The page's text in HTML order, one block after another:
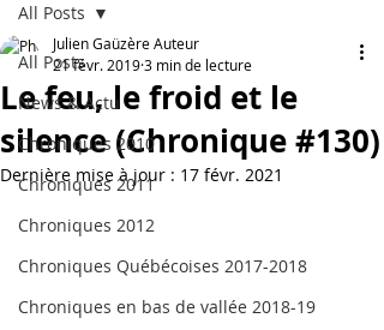
All Posts
News & Actu
Chroniques 2010
Chroniques 2011
Chroniques 2012
Chroniques Québécoises 2017-2018
Chroniques en bas de vallée 2018-19
All Posts
Le feu, le froid et le
silence (Chronique #130)
Julien Gaüzère Auteur
21 févr. 20193 min de lecture
Dernière mise à jour : 17 févr. 2021